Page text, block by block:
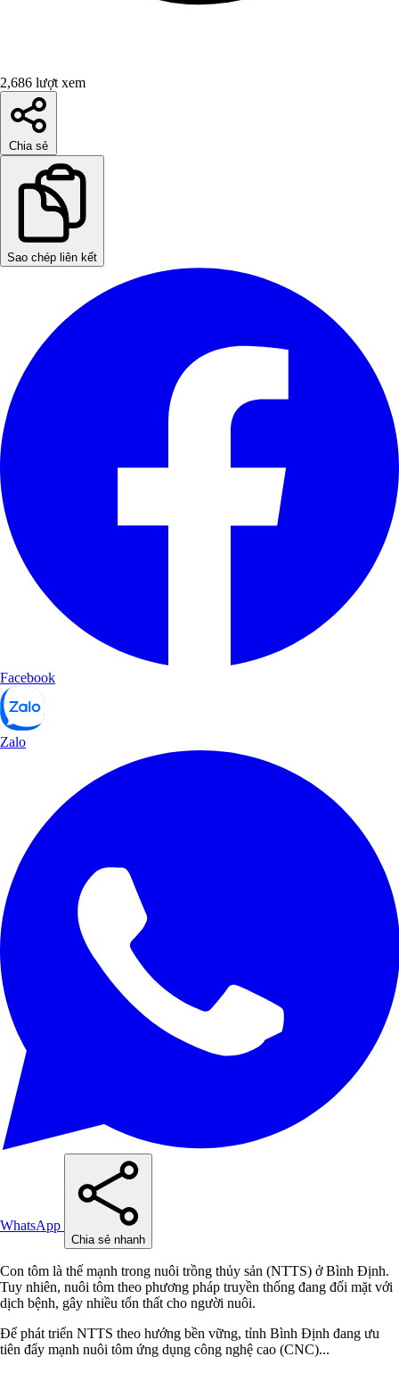
2,686 lượt xem
Chia sẻ
Sao chép liên kết
Facebook
Zalo
WhatsApp
Chia sẻ nhanh
Con tôm là thế mạnh trong nuôi trồng thủy sản (NTTS) ở Bình Định.
Tuy nhiên, nuôi tôm theo phương pháp truyền thống đang đối mặt với
dịch bệnh, gây nhiều tổn thất cho người nuôi.
Để phát triển NTTS theo hướng bền vững, tỉnh Bình Định đang ưu
tiên đẩy mạnh nuôi tôm ứng dụng công nghệ cao (CNC)...